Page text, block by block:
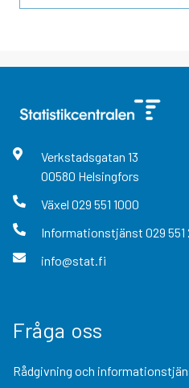
Verkstadsgatan 13
00580 Helsingfors
Växel 029 551 1000
Informationstjänst 029 551
info@stat.fi
Fråga oss
Rådgivning och